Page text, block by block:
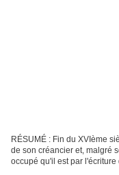
RÉSUMÉ : Fin du XVIème
de son créancier et, malgré
occupé qu'il est par l'écriture